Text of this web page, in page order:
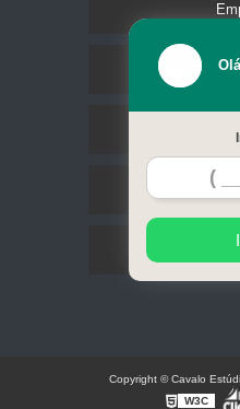
Copyright © Cavalo
W3C